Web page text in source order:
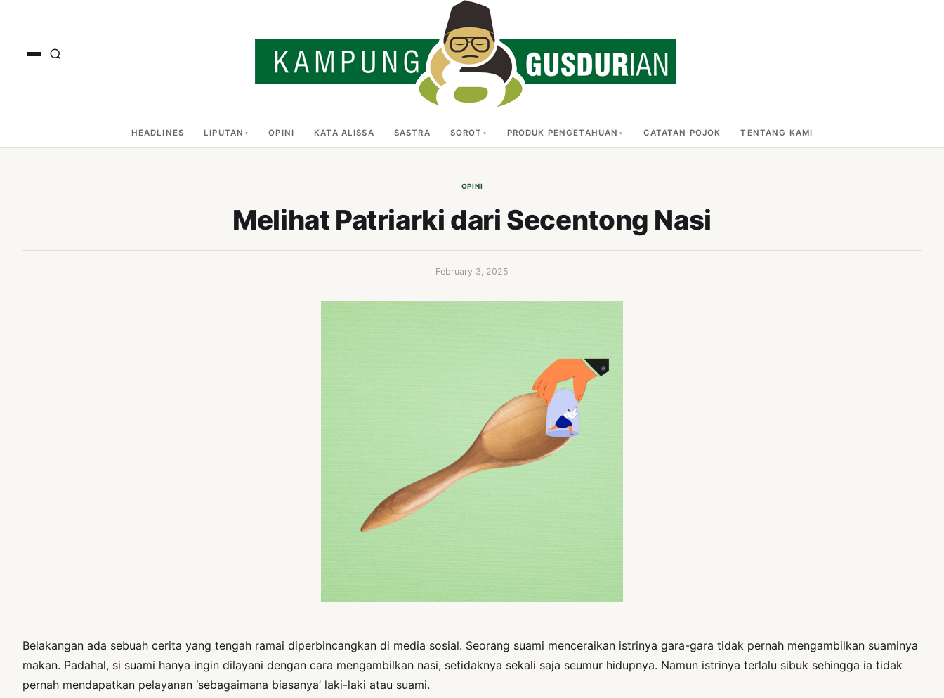
HEADLINES LIPUTAN OPINI KATA ALISSA SASTRA SOROT PRODUK PENGETAHUAN CATATAN POJOK TENTANG KAMI
OPINI
Melihat Patriarki dari Secentong Nasi
February 3, 2025
Belakangan ada sebuah cerita yang tengah ramai diperbincangkan di media sosial. Seorang suami menceraikan istrinya gara-gara tidak pernah mengambilkan suaminya
makan. Padahal, si suami hanya ingin dilayani dengan cara mengambilkan nasi, setidaknya sekali saja seumur hidupnya. Namun istrinya terlalu sibuk sehingga ia tidak
pernah mendapatkan pelayanan ‘sebagaimana biasanya’ laki-laki atau suami.